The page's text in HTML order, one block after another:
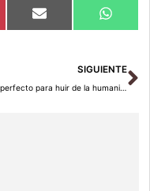
Compartir
en
Email
en
SIGUIENTE
El plan perfecto para huir de la humanidad